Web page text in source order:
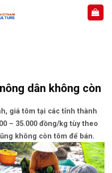
dân không còn
giá tôm tại các tỉnh thành
– 35.000 đồng/kg tùy theo
không còn tôm để bán.